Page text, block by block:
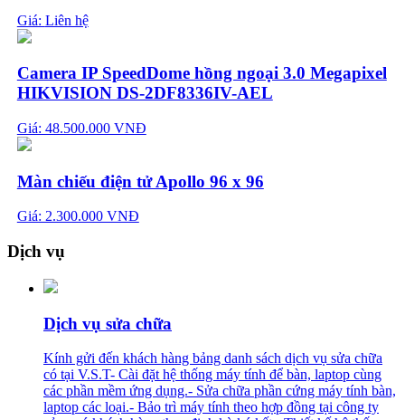
Giá: Liên hệ
Camera IP SpeedDome hồng ngoại 3.0 Megapixel
HIKVISION DS-2DF8336IV-AEL
Giá: 48.500.000 VNĐ
Màn chiếu điện tử Apollo 96 x 96
Giá: 2.300.000 VNĐ
Dịch vụ
Dịch vụ sửa chữa
Kính gửi đến khách hàng bảng danh sách dịch vụ sửa chữa
có tại V.S.T- Cài đặt hệ thống máy tính để bàn, laptop cùng
các phần mềm ứng dụng.- Sửa chữa phần cứng máy tính bàn,
laptop các loại.- Bảo trì máy tính theo hợp đồng tại công ty